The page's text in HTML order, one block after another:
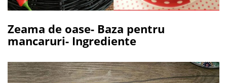
Zeama de oase- Baza pentru
mancaruri- Ingrediente